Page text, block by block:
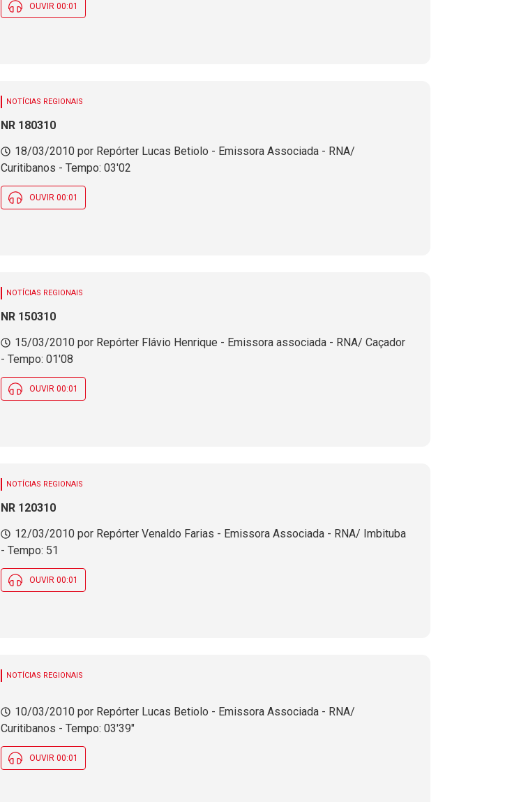
OUVIR 00:01
NOTÍCIAS REGIONAIS
NR 180310
18/03/2010 por Repórter Lucas Betiolo - Emissora Associada - RNA/
Curitibanos - Tempo: 03'02
OUVIR 00:01
NOTÍCIAS REGIONAIS
NR 150310
15/03/2010 por Repórter Flávio Henrique - Emissora associada - RNA/ Caçador
- Tempo: 01'08
OUVIR 00:01
NOTÍCIAS REGIONAIS
NR 120310
12/03/2010 por Repórter Venaldo Farias - Emissora Associada - RNA/ Imbituba
- Tempo: 51
OUVIR 00:01
NOTÍCIAS REGIONAIS
10/03/2010 por Repórter Lucas Betiolo - Emissora Associada - RNA/
Curitibanos - Tempo: 03'39"
OUVIR 00:01